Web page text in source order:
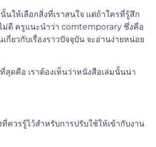
นให้เลือกสิ่งที่เราสนใจ แต่ถ้าใครที่รู้สึก
ม่ดี ครูแนะนำว่า comtemporary ซึ่งคือ
เกี่ยวกับเรื่องราวปัจจุบัน จะอ่านง่ายหน่อย
สุดคือ เราต้องเห็นว่าหนังสือเล่มนั้นน่า
ควรรู้ไว้สำหรับการปรับใช้ให้เข้ากับงาน